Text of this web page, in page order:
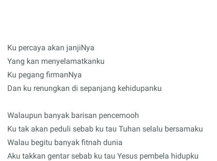
Ku percaya akan janjiNya
Yang kan menyelamatkanku
Ku pegang firmanNya
Dan ku renungkan di sepanjang kehidupanku
Walaupun banyak barisan pencemooh
Ku tak akan peduli sebab ku tau Tuhan selalu bersamaku
Walau begitu banyak fitnah dunia
Aku takkan gentar sebab ku tau Yesus pembela hidupku